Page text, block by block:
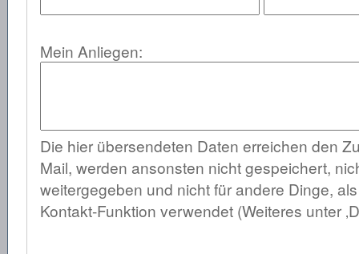
Mein Anliegen:
Die hier übersendeten Daten erreichen den
Mail, werden ansonsten nicht gespeichert,
weitergegeben und nicht für andere Dinge,
Kontakt-Funktion verwendet (Weiteres unter